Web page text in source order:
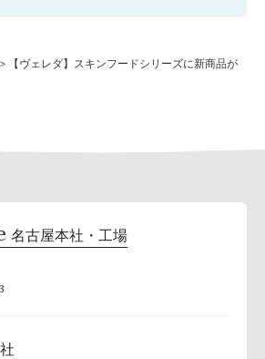
【ヴェレダ】スキンフードシリーズに新商品が
名古屋本社・工場